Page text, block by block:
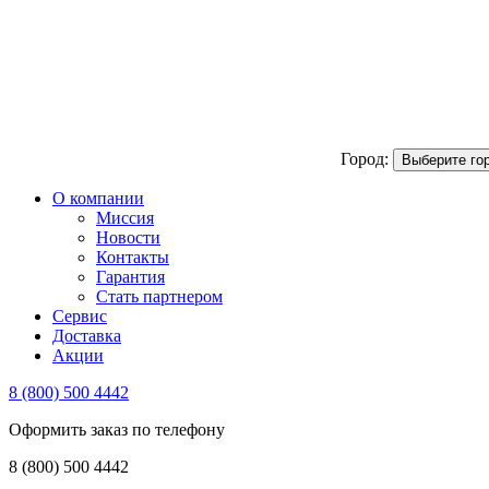
Город: Выберите
О компании
Миссия
Новости
Контакты
Гарантия
Стать партнером
Сервис
Доставка
Акции
8 (800) 500 4442
Оформить заказ по телефону
8 (800) 500 4442